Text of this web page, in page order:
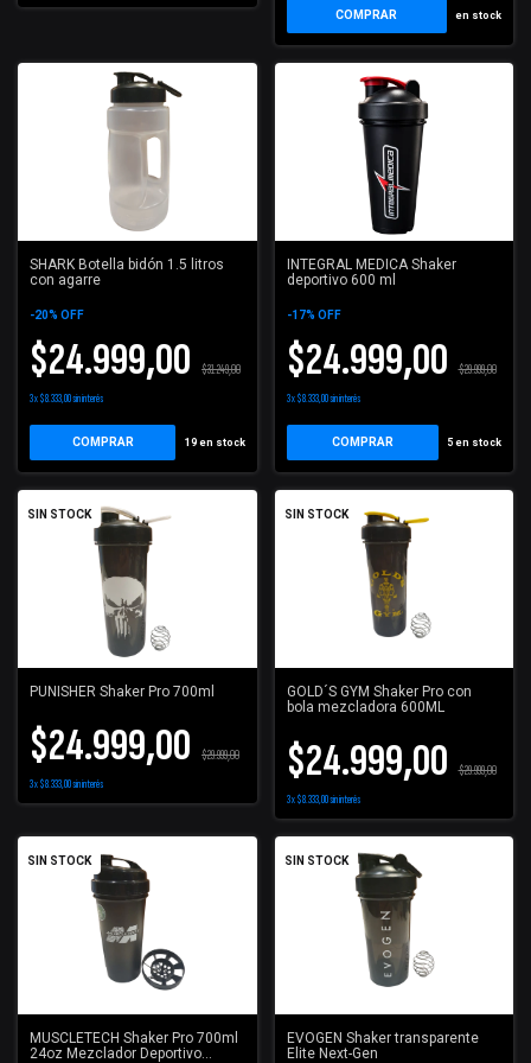
COMPRAR en stock
SHARK Botella bidón 1.5 litros
con agarre
-20% OFF
$24.999,00 $31.249,00
3x$8.333,00sin interés
COMPRAR 19en stock
INTEGRAL MEDICA Shaker
deportivo 600 ml
-17% OFF
$24.999,00 $29.999,00
3x$8.333,00sin interés
5 en stock
SIN STOCK
PUNISHER Shaker Pro 700ml
$24.999,00 $29.999,00
3x$8.333,00sin interés
SIN STOCK
GOLD´S GYM Shaker Pro con
bola mezcladora 600ML
$24.999,00 $29.999,00
3x$8.333,00sin interés
SIN STOCK
MUSCLETECH Shaker Pro 700ml
24oz Mezclador Deportivo
SIN STOCK
EVOGEN Shaker transparente
Elite Next-Gen